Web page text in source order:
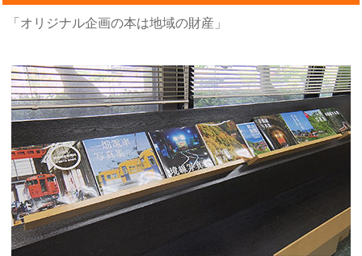
「オリジナル企画の本は地域の財産」